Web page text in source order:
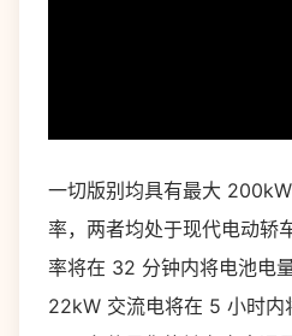
一切版别均具有最大
率，两者均处于现代电动轿
率将在 32 分钟内将电池电
22kW 交流电将在 5 小时内